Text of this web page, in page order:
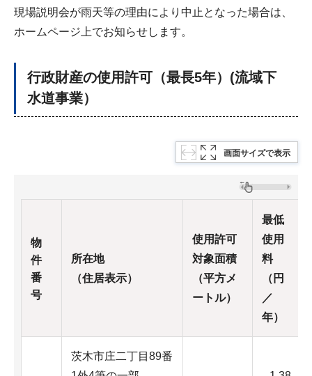
現場説明会が雨天等の理由により中止となった場合は、
ホームページ上でお知らせします。
行政財産の使用許可（最長5年）(流域下
水道事業）
画面サイズで表示
物
件
番
号
所在地
（住居表示）
使用許可
対象面積
（平方メ
ートル）
最低
使用
料
（円
／
年）
茨木市庄二丁目89番